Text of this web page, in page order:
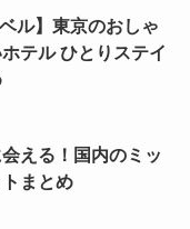
ル】東京のおしゃ
テル ひとりステイ
える！国内のミッ
まとめ